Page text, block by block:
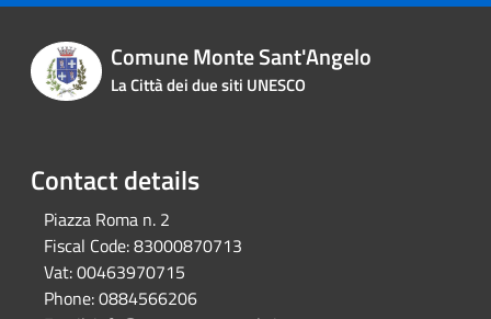
Comune Monte Sant'Angelo
La Città dei due siti UNESCO
Contact details
Piazza Roma n. 2
Fiscal Code:83000870713
Vat:00463970715
Phone:0884566206